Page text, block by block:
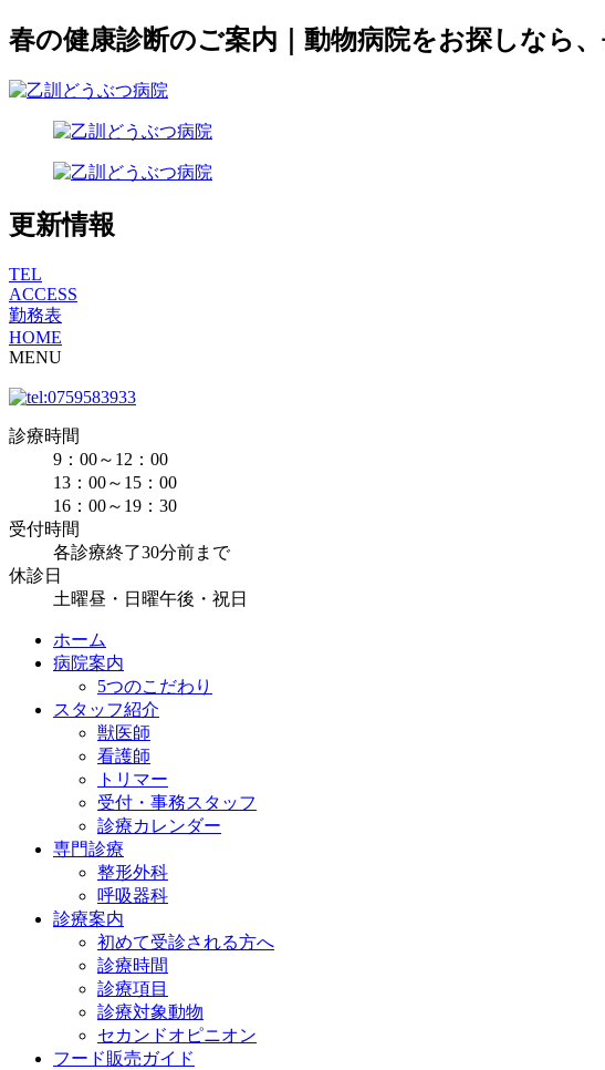
春の健康診断のご案内｜動物病院をお探しなら
更新情報
TEL
ACCESS
勤務表
HOME
MENU
診療時間
9：00～12：00
13：00～15：00
16：00～19：30
受付時間
各診療終了30分前まで
休診日
土曜昼・日曜午後・祝日
ホーム
病院案内
5つのこだわり
スタッフ紹介
獣医師
看護師
トリマー
受付・事務スタッフ
診療カレンダー
専門診療
整形外科
呼吸器科
診療案内
初めて受診される方へ
診療時間
診療項目
診療対象動物
セカンドオピニオン
フード販売ガイド